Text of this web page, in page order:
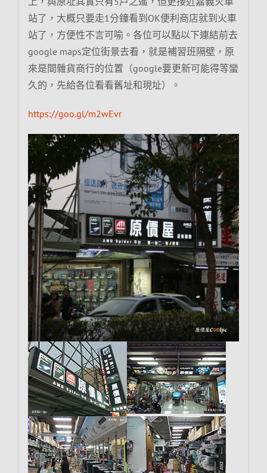
站了，大概只要走1分鐘看到OK便利商店就到火車
站了，方便性不言可喻。各位可以點以下連結前去
google maps定位街景去看，就是補習班隔壁，原
來是間雜貨商行的位置（google要更新可能得等蠻
久的，先給各位看看舊址和現址）。
https://goo.gl/m2wEvr